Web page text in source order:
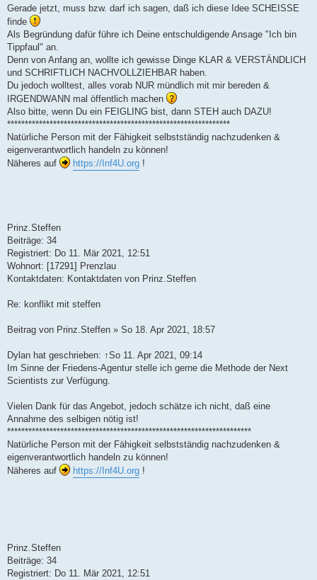
Gerade jetzt, muss bzw. darf ich sagen, daß ich diese Idee SCHEISSE
finde
Als Begründung dafür führe ich Deine entschuldigende Ansage "Ich bin
Tippfaul" an.
Denn von Anfang an, wollte ich gewisse Dinge KLAR & VERSTÄNDLICH
und SCHRIFTLICH NACHVOLLZIEHBAR haben.
Du jedoch wolltest, alles vorab NUR mündlich mit mir bereden &
IRGENDWANN mal öffentlich machen
Also bitte, wenn Du ein FEIGLING bist, dann STEH auch DAZU!
***************************************************************
Natürliche Person mit der Fähigkeit selbstständig nachzudenken &
eigenverantwortlich handeln zu können!
Näheres auf
https://Inf4U.org !
Prinz.Steffen
Beiträge: 34
Registriert: Do 11. Mär 2021, 12:51
Wohnort: [17291] Prenzlau
Kontaktdaten: Kontaktdaten von Prinz.Steffen
Re: konflikt mit steffen
Beitrag von Prinz.Steffen » So 18. Apr 2021, 18:57
Dylan hat geschrieben: ↑So 11. Apr 2021, 09:14
Im Sinne der Friedens-Agentur stelle ich gerne die Methode der Next
Scientists zur Verfügung.
Vielen Dank für das Angebot, jedoch schätze ich nicht, daß eine
Annahme des selbigen nötig ist!
*********************************************************************
Natürliche Person mit der Fähigkeit selbstständig nachzudenken &
eigenverantwortlich handeln zu können!
Näheres auf
https://Inf4U.org !
Prinz.Steffen
Beiträge: 34
Registriert: Do 11. Mär 2021, 12:51